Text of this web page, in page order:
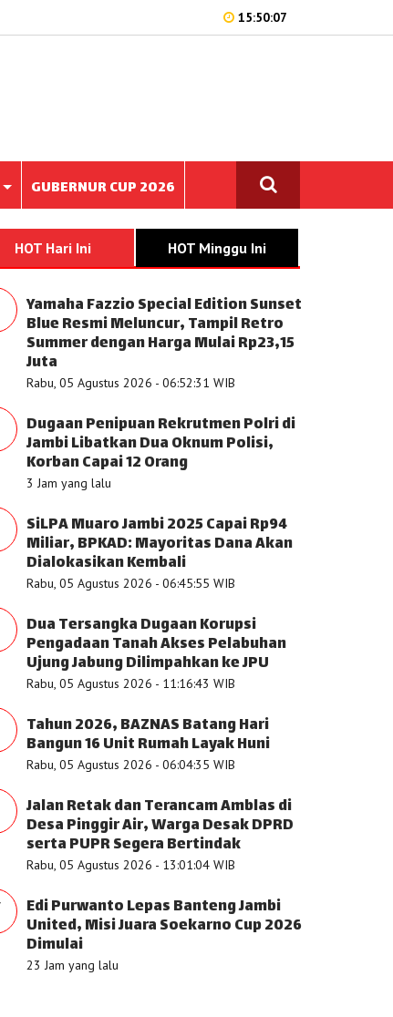
15:50:07
GUBERNUR CUP 2026
HOT Hari Ini HOT Minggu Ini
Yamaha Fazzio Special Edition Sunset
Blue Resmi Meluncur, Tampil Retro
Summer dengan Harga Mulai Rp23,15
Juta
Rabu, 05 Agustus 2026 - 06:52:31 WIB
Dugaan Penipuan Rekrutmen Polri di
Jambi Libatkan Dua Oknum Polisi,
Korban Capai 12 Orang
3 Jam yang lalu
SiLPA Muaro Jambi 2025 Capai Rp94
Miliar, BPKAD: Mayoritas Dana Akan
Dialokasikan Kembali
Rabu, 05 Agustus 2026 - 06:45:55 WIB
Dua Tersangka Dugaan Korupsi
Pengadaan Tanah Akses Pelabuhan
Ujung Jabung Dilimpahkan ke JPU
Rabu, 05 Agustus 2026 - 11:16:43 WIB
Tahun 2026, BAZNAS Batang Hari
Bangun 16 Unit Rumah Layak Huni
Rabu, 05 Agustus 2026 - 06:04:35 WIB
Jalan Retak dan Terancam Amblas di
Desa Pinggir Air, Warga Desak DPRD
serta PUPR Segera Bertindak
Rabu, 05 Agustus 2026 - 13:01:04 WIB
Edi Purwanto Lepas Banteng Jambi
United, Misi Juara Soekarno Cup 2026
Dimulai
23 Jam yang lalu